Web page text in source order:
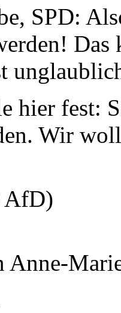
SPD:
Das
hier fest:
Wir
AfD)
Anne-